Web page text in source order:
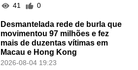
41
0
Desmantelada rede de burla que
movimentou 97 milhões e fez
mais de duzentas vítimas em
Macau e Hong Kong
2026-08-04 19:23